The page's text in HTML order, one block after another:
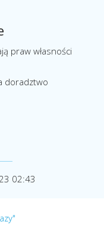
praw własności
doradztwo
02:43